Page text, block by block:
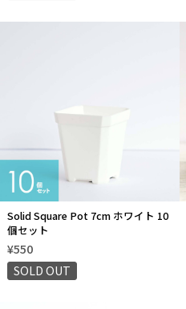
Solid Square Pot 7cm ホワイト 10
個セット
¥550
SOLD OUT